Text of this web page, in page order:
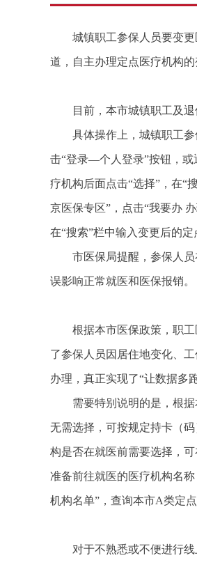
城镇职工参保人员要变
道，自主办理定点医疗机构
目前，本市城镇职工及
具体操作上，城镇职工
击“登录—个人登录”按钮，或
疗机构后面点击“选择”，在“
京医保专区”，点击“我要办
在“搜索”栏中输入变更后的
市医保局提醒，参保人
误影响正常就医和医保报销。
根据本市医保政策，职
了参保人员因居住地变化、
办理，真正实现了“让数据多
需要特别说明的是，根
无需选择，可按规定持卡（
构是否在就医前需要选择，
准备前往就医的医疗机构名
机构名单”，查询本市A类定点
对于不熟悉或不便进行